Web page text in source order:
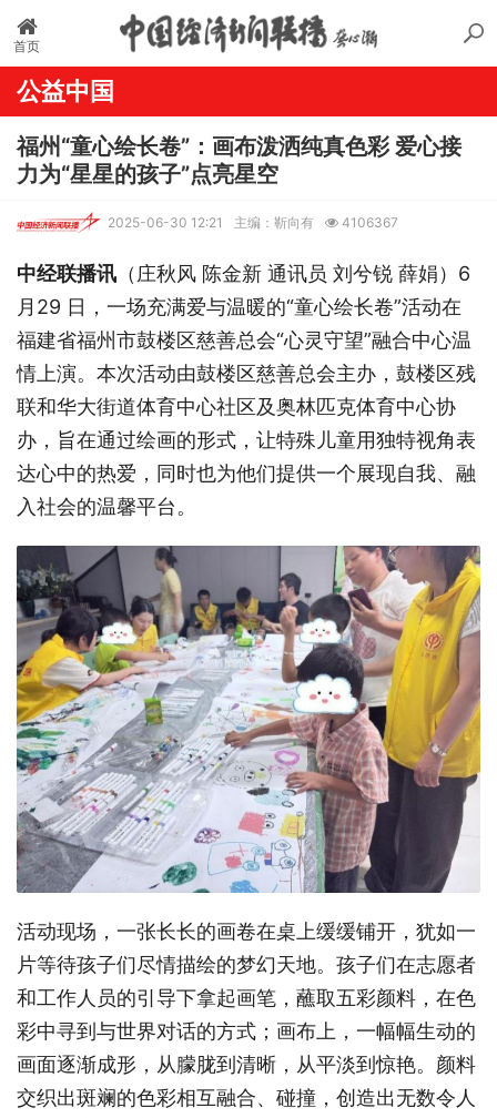
首页
公益中国
福州“童心绘长卷”：画布泼洒纯真色彩 爱心接
力为“星星的孩子”点亮星空
2025-06-30 12:21 主编：靳向有 4106367
中经联播讯 （庄秋风 陈金新 通讯员 刘兮锐 薛娟） 6
月29 日，一场充满爱与温暖的“童心绘长卷”活动在
福建省福州市鼓楼区慈善总会“心灵守望”融合中心温
情上演。本次活动由鼓楼区慈善总会主办，鼓楼区残
联和华大街道体育中心社区及奥林匹克体育中心协
办，旨在通过绘画的形式，让特殊儿童用独特视角表
达心中的热爱，同时也为他们提供一个展现自我、融
入社会的温馨平台。
活动现场，一张长长的画卷在桌上缓缓铺开，犹如一
片等待孩子们尽情描绘的梦幻天地。孩子们在志愿者
和工作人员的引导下拿起画笔，蘸取五彩颜料，在色
彩中寻到与世界对话的方式；画布上，一幅幅生动的
画面逐渐成形，从朦胧到清晰，从平淡到惊艳。颜料
交织出斑斓的色彩相互融合、碰撞，创造出无数令人